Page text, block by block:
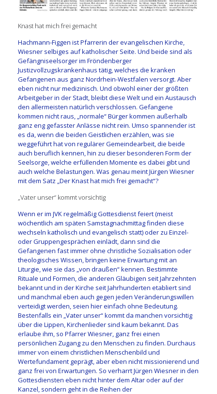
Knast hat mich frei gemacht
Hachmann-Figgen ist Pfarrerin der evangelischen Kirche,
Wiesner selbiges auf katholischer Seite. Und beide sind als
Gefängniseelsorger im Fröndenberger
Justizvollzugskrankenhaus tätig, welches die kranken
Gefangenen aus ganz Nordrhein-Westfalen versorgt. Aber
eben nicht nur medizinisch. Und obwohl einer der größten
Arbeitgeber in der Stadt, bleibt diese Welt und ein Austausch
den allermeisten natürlich verschlossen. Gefangene
kommen nicht raus, „normale“ Bürger kommen außerhalb
ganz eng gefasster Anlässe nicht rein. Umso spannender ist
es da, wenn die beiden Geistlichen erzählen, was sie
weggeführt hat von regulärer Gemeindearbeit, die beide
auch beruflich kennen, hin zu dieser besonderen Form der
Seelsorge, welche erfüllenden Momente es dabei gibt und
auch welche Belastungen. Was genau meint Jürgen Wiesner
mit dem Satz „Der Knast hat mich frei gemacht“?
„Vater unser“ kommt vorsichtig
Wenn er im JVK regelmäßig Gottesdienst feiert (meist
wöchentlich am späten Samstagnachmittag finden diese
wechseln katholisch und evangelisch statt) oder zu Einzel-
oder Gruppengesprächen einlädt, dann sind die
Gefangenen fast immer ohne christliche Sozialisation oder
theologisches Wissen, bringen keine Erwartung mit an
Liturgie, wie sie das „von draußen“ kennen. Bestimmte
Rituale und Formen, die anderen Gläubigen seit Jahrzehnten
bekannt und in der Kirche seit Jahrhunderten etabliert sind
und manchmal eben auch gegen jeden Veränderungswillen
verteidigt werden, seien hier einfach ohne Bedeutung.
Bestenfalls ein „Vater unser“ kommt da manchen vorsichtig
über die Lippen, Kirchenlieder sind kaum bekannt. Das
erlaube ihm, so Pfarrer Wiesner, ganz frei einen
persönlichen Zugang zu den Menschen zu finden. Durchaus
immer von einem christlichen Menschenbild und
Wertefundament geprägt, aber eben nicht missionierend und
ganz frei von Erwartungen. So verharrt Jürgen Wiesner in den
Gottesdiensten eben nicht hinter dem Altar oder auf der
Kanzel, sondern geht in die Reihen der